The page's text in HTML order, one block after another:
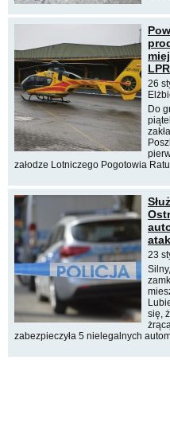
26
Do
załodze Lotniczego Pogotowia
23
się,
zabezpieczyła 5 nielegalnych